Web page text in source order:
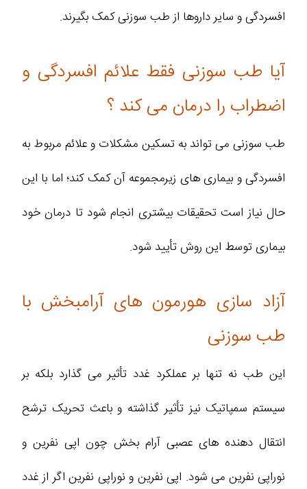
افسردگی و سایر داروها از طب سوزنی کمک بگیرند.
آیا طب سوزنی فقط علائم افسردگی و
اضطراب را درمان می کند ؟
طب سوزنی می تواند به تسکین مشکلات و علائم مربوط به
افسردگی و بیماری های زیرمجموعه آن کمک کند؛ اما با این
حال نیاز است تحقیقات بیشتری انجام شود تا درمان خود
بیماری توسط این روش تأیید شود.
آزاد سازی هورمون های آرامبخش با
طب سوزنی
این طب نه تنها بر عملکرد غدد تأثیر می گذارد بلکه بر
سیستم سمپاتیک نیز تأثیر گذاشته و باعث تحریک ترشح
انتقال دهنده های عصبی آرام بخش چون اپی نفرین و
نوراپی نفرین می شود. اپی نفرین و نوراپی نفرین اگر از غدد